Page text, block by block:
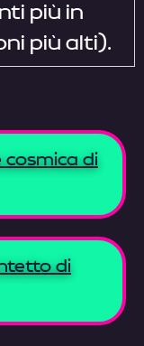
più in
più alti).
di
di